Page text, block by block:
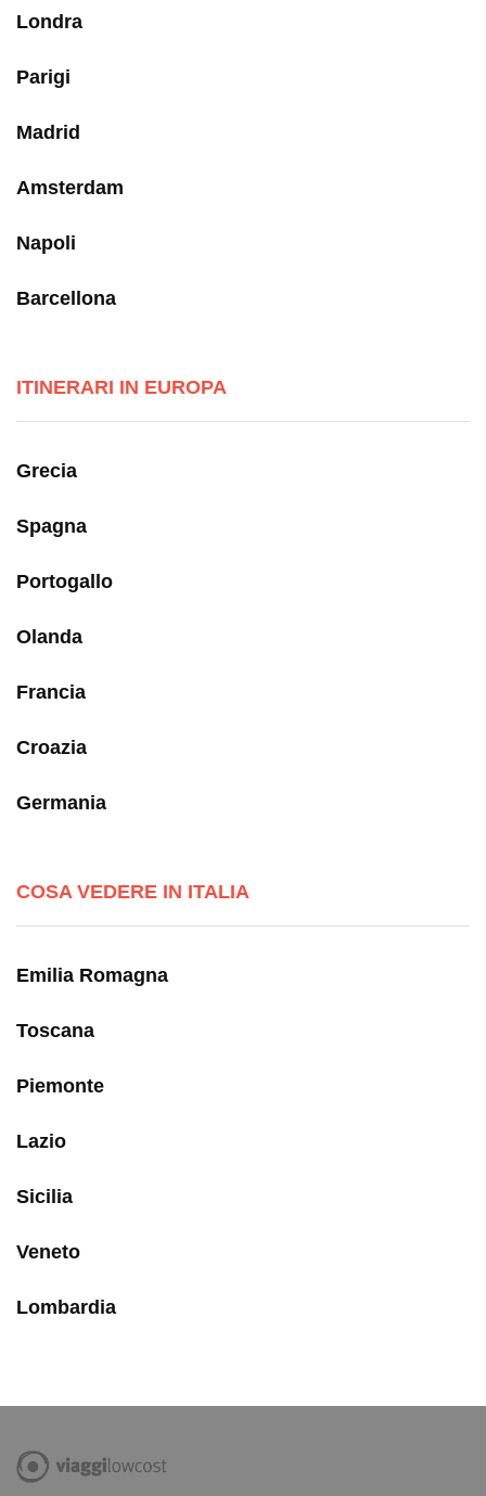
Londra
Parigi
Madrid
Amsterdam
Napoli
Barcellona
ITINERARI IN EUROPA
Grecia
Spagna
Portogallo
Olanda
Francia
Croazia
Germania
COSA VEDERE IN ITALIA
Emilia Romagna
Toscana
Piemonte
Lazio
Sicilia
Veneto
Lombardia